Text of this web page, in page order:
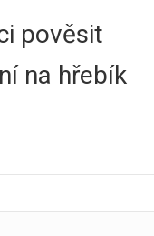
pověsit
na hřebík